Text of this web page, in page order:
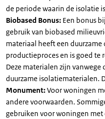
de periode waarin de isolatie
Biobased Bonus: Een bonus
gebruik van biobased
materiaal heeft een
productieproces en is goed te
Deze materialen zijn
duurzame isolatiematerialen.
Monument:Voor woningen
andere voorwaarden.
gebruiken voor woningen